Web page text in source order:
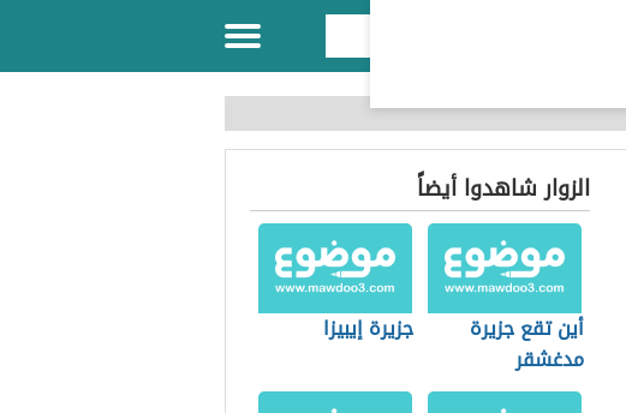
الزوار شاهدوا أيضاً
أين تقع جزيرة
مدغشقر
جزيرة إيبيزا